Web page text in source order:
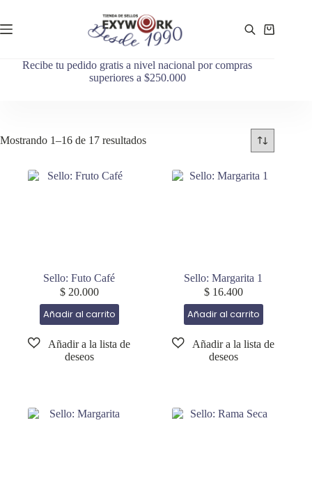
Recibe tu pedido gratis a nivel nacional por compras
superiores a $250.000
Mostrando 1–16 de 17 resultados
Sello: Futo Café
$20.000
Añadir al carrito
Sello: Margarita 1
$16.400
Añadir al carrito